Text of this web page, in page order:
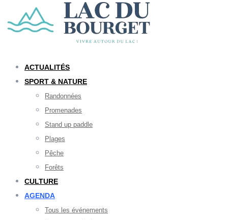
ACTUALITÉS
SPORT & NATURE
Randonnées
Promenades
Stand up paddle
Plages
Pêche
Forêts
CULTURE
AGENDA
Tous les événements